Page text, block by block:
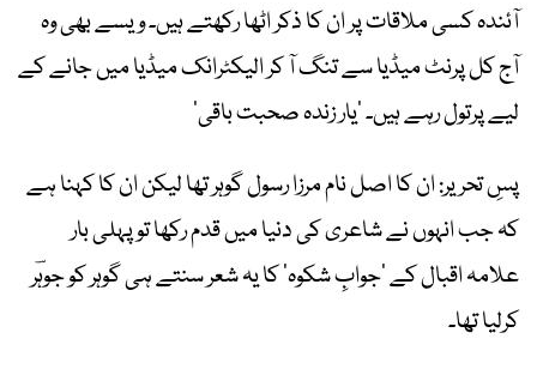
آئندہ کسی ملاقات پر ان کا ذکر اٹھا رکھتے ہیں۔ ویسے بھی وہ
آج کل پرنٹ میڈیا سے تنگ آ کر الیکٹرانک میڈیا میں جانے کے
لیے پرتول رہے ہیں۔ ’یار زندہ صحبت باقی‘
پسِ تحریر: ان کا اصل نام مرزا رسول گوہر تھا لیکن ان کا کہنا ہے
کہ جب انہوں نے شاعری کی دنیا میں قدم رکھا تو پہلی بار
علامہ اقبال کے ’جوابِ شکوہ‘ کا یہ شعر سنتے ہی گوہر کو جوہؔر
کرلیا تھا۔